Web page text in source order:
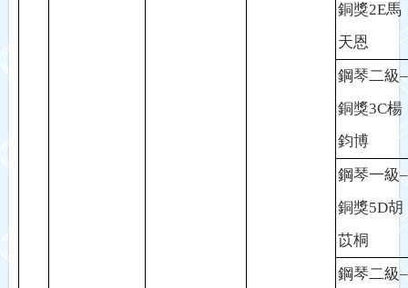
銅獎2E馬
天恩
鋼琴二級–
銅獎3C楊
鈞博
鋼琴一級–
銅獎5D胡
苡桐
鋼琴二級–